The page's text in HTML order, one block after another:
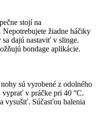
stojí na
žiadne háčiky
sa dajú nastaviť v slinge.
bondage aplikácie.
sú vyrobené z odolného
v práčke pri 40 °C.
vysušiť. Súčasťou balenia